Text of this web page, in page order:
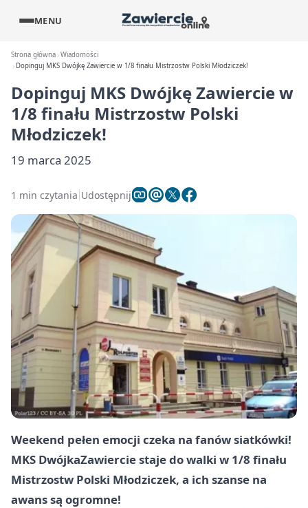
MENU
Strona główna Wiadomości
Dopinguj MKS Dwójkę Zawiercie w 1/8 finału Mistrzostw Polski Młodziczek!
Dopinguj MKS Dwójkę Zawiercie w
1/8 finału Mistrzostw Polski
Młodziczek!
19 marca 2025
1 min czytania Udostępnij
Weekend pełen emocji czeka na fanów siatkówki!
MKS DwójkaZawierciestaje do walki w 1/8 finału
Mistrzostw Polski Młodziczek, a ich szanse na
awans są ogromne!